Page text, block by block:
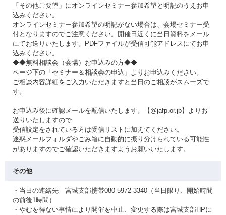
「その他ご要望」にオンラインセミナー参加希望と明記のうえお申
込みください。
オンラインセミナー参加希望の明記がない場合は、会場セミナー受
付となりますのでご注意ください。開催日近くに当日資料をメール
にてお送りいたします。PDFファイルが受信可能アドレスにてお申
込みください。
◆◆無料相談会（会場）お申込みの方◆◆
ページ下の「セミナー＆相談会の申込」よりお申込みください。
ご相談内容詳細をご入力いただきますと当日のご相談がスムーズで
す。
お申込み後に確認メールを配信いたします。【@jafp.or.jp】よりお
送りいたしますので
受信設定をされている方は受信リストに加えてください。
迷惑メールフォルダやごみ箱に自動的に振り分けられている可能性
がありますのでご確認いただきますようお願いいたします。
その他
・当日の連絡先 宮城支部携帯080-5972-3340（当日限り、開始時間
の前後1時間）
・やむを得ない事情により開催を中止、変更する際は宮城支部HPに